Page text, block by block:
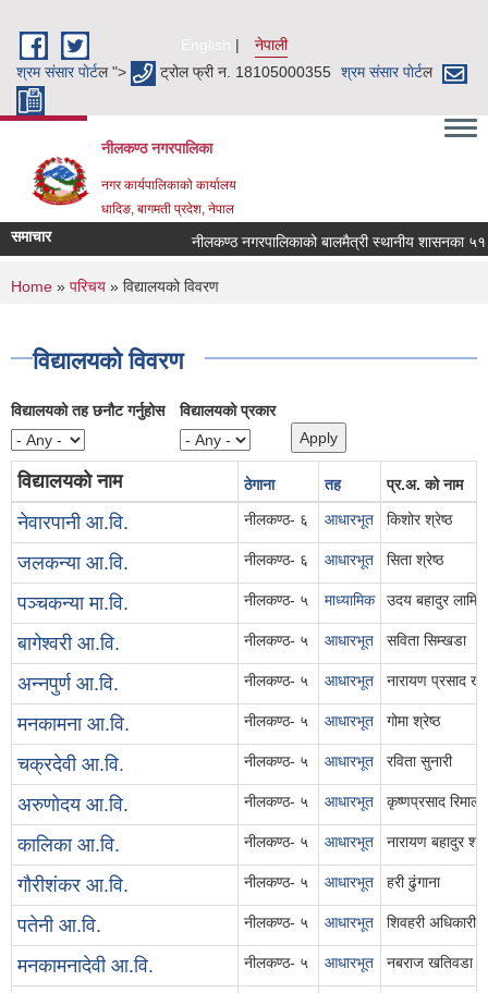
English
नेपाली
श्रम संसार पाेर्टल "> ट्रोल फ्री न. 18105000355 श्रम संसार पाेर्टल
नीलकण्ठ नगरपालिका
नगर कार्यपालिकाको कार्यालय
धादिङ, बागमती प्रदेश, नेपाल
समाचार नीलकण्ठ नगरपालिकाको बालमैत्री स्थानीय शासनका ५१
You are here
Home » परिचय » विद्यालयको विवरण
विद्यालयको विवरण
विद्यालयको तह छनौट गर्नुहोस विद्यालयको प्रकार
विद्यालयको नाम ठेगाना तह प्र.अ. को नाम
नेवारपानी आ.वि. नीलकण्ठ- ६ आधारभूत किशोर श्रेष्ठ
जलकन्या आ.वि. नीलकण्ठ- ६ आधारभूत सिता श्रेष्ठ
पञ्चकन्या मा.वि. नीलकण्ठ- ५ माध्यामिक उदय बहादुर
बागेश्वरी आ.वि. नीलकण्ठ- ५ आधारभूत सविता सिम्खडा
अन्नपुर्ण आ.वि. नीलकण्ठ- ५ आधारभूत नारायण प्रसाद
मनकामना आ.वि. नीलकण्ठ- ५ आधारभूत गोमा श्रेष्ठ
चक्रदेवी आ.वि. नीलकण्ठ- ५ आधारभूत रविता सुनारी
अरुणोदय आ.वि. नीलकण्ठ- ५ आधारभूत कृष्णप्रसाद रिमाल
कालिका आ.वि. नीलकण्ठ- ५ आधारभूत नारायण बहादुर
गौरीशंकर आ.वि. नीलकण्ठ- ५ आधारभूत हरी ढुंगाना
पतेनी आ.वि. नीलकण्ठ- ५ आधारभूत शिवहरी अधिकारी
मनकामनादेवी आ.वि. नीलकण्ठ- ५ आधारभूत नबराज खतिवडा